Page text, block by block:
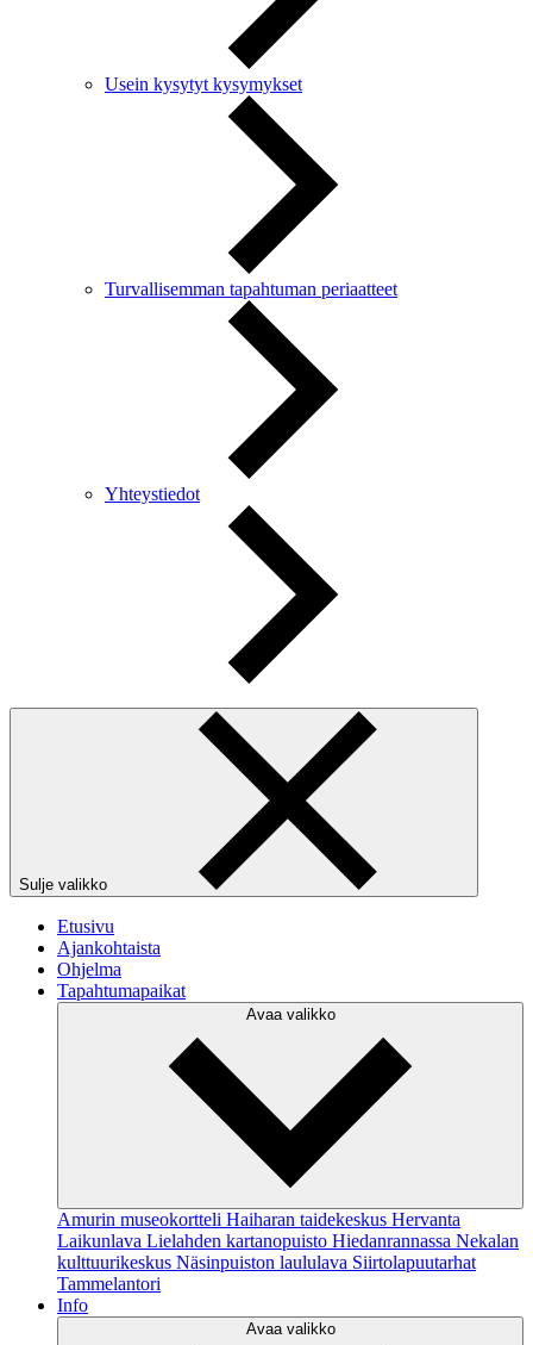
Usein kysytyt kysymykset
Turvallisemman tapahtuman periaatteet
Yhteystiedot
Sulje valikko
Etusivu
Ajankohtaista
Ohjelma
Tapahtumapaikat
Avaa valikko
Amurin museokortteli Haiharan taidekeskus Hervanta
Laikunlava Lielahden kartanopuisto Hiedanrannassa Nekalan
kulttuurikeskus Näsinpuiston laululava Siirtolapuutarhat
Tammelantori
Info
Avaa valikko